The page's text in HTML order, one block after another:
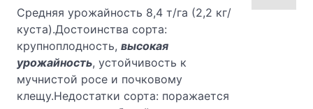
Средняя урожайность 8,4 т/га (2,2 кг/
куста).Достоинства сорта:
крупноплодность, высокая
урожайность, устойчивость к
мучнистой росе и почковому
клещу.Недостатки сорта: поражается